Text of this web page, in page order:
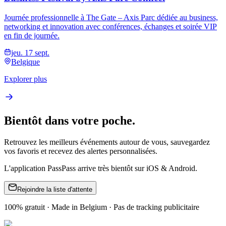
Journée professionnelle à The Gate – Axis Parc dédiée au business,
networking et innovation avec conférences, échanges et soirée VIP
en fin de journée.
jeu. 17 sept.
Belgique
Explorer plus
Bientôt dans votre poche.
Retrouvez les meilleurs événements autour de vous, sauvegardez
vos favoris et recevez des alertes personnalisées.
L'application PassPass arrive très bientôt sur iOS & Android.
Rejoindre la liste d'attente
100% gratuit · Made in Belgium · Pas de tracking publicitaire